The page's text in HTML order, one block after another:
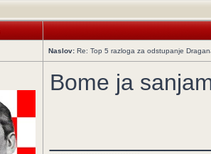
Naslov: Re: Top 5 razloga za odstupanje
Bome ja